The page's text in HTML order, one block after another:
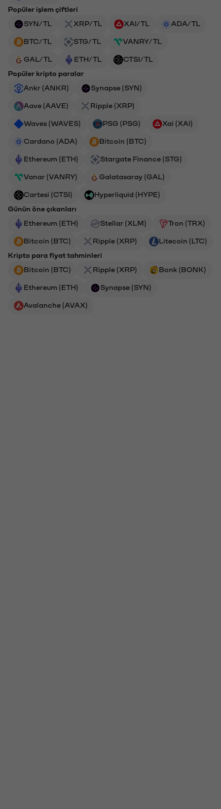
Popüler işlem çiftleri
SYN/TL
XRP/TL XAI/TL ADA/TL
BTC/TL STG/TL VANRY/TL
GAL/TL ETH/TL
CTSI/TL
Popüler kripto paralar
Ankr (ANKR)
Synapse (SYN)
Aave (AAVE) Ripple (XRP)
Waves (WAVES) PSG (PSG) Xai (XAI)
Cardano (ADA) Bitcoin (BTC)
Ethereum (ETH) Stargate Finance (STG)
Vanar (VANRY) Galatasaray (GAL)
Cartesi (CTSI)
Hyperliquid (HYPE)
Günün öne çıkanları
Ethereum (ETH)
Stellar (XLM) Tron (TRX)
Bitcoin (BTC) Ripple (XRP)
Litecoin (LTC)
Kripto para fiyat tahminleri
Bitcoin (BTC)
Ripple (XRP) Bonk (BONK)
Ethereum (ETH) Synapse (SYN)
Avalanche (AVAX)